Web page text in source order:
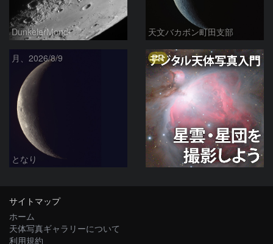
DunkelerMond 天文バカボン町田支部
月、2026/8/9
となり
PR
サイトマップ
ホーム
天体写真ギャラリーについて
利用規約